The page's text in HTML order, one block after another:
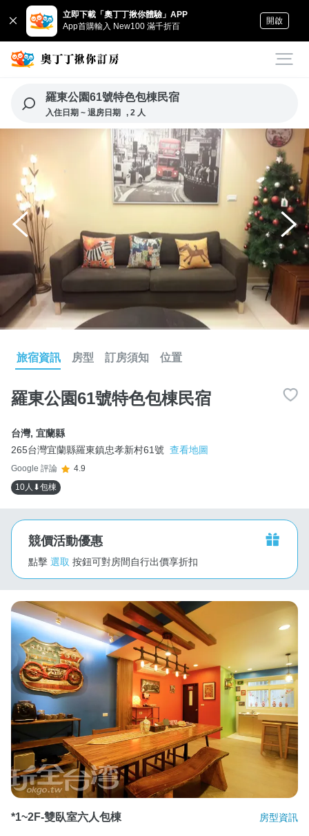
立即下載「奧丁丁揪你體驗」APP
App首購輸入 New100 滿千折百
開啟
羅東公園61號特色包棟民宿
入住日期 ~ 退房日期 , 2 人
旅宿資訊 房型 訂房須知 位置
羅東公園61號特色包棟民宿
台灣, 宜蘭縣
265台灣宜蘭縣羅東鎮忠孝新村61號 查看地圖
Google 評論
4.9
10人⬇包棟
競價活動優惠
點擊 選取 按鈕可對房間自行出價享折扣
*1~2F-雙臥室六人包棟 房型資訊